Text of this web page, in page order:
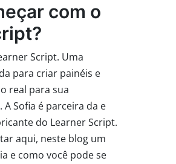
com o
Script. Uma
para criar painéis e
real para sua
Sofia é parceira da e
do Learner Script.
aqui, neste blog um
e como você pode se